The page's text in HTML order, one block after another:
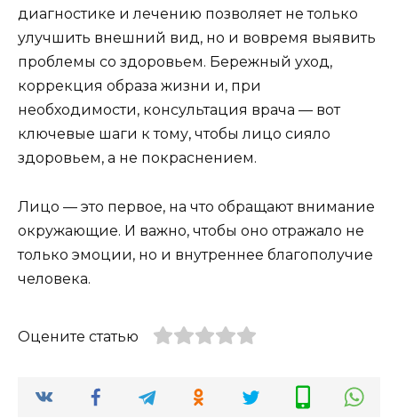
диагностике и лечению позволяет не только
улучшить внешний вид, но и вовремя выявить
проблемы со здоровьем. Бережный уход,
коррекция образа жизни и, при
необходимости, консультация врача — вот
ключевые шаги к тому, чтобы лицо сияло
здоровьем, а не покраснением.
Лицо — это первое, на что обращают внимание
окружающие. И важно, чтобы оно отражало не
только эмоции, но и внутреннее благополучие
человека.
Оцените статью